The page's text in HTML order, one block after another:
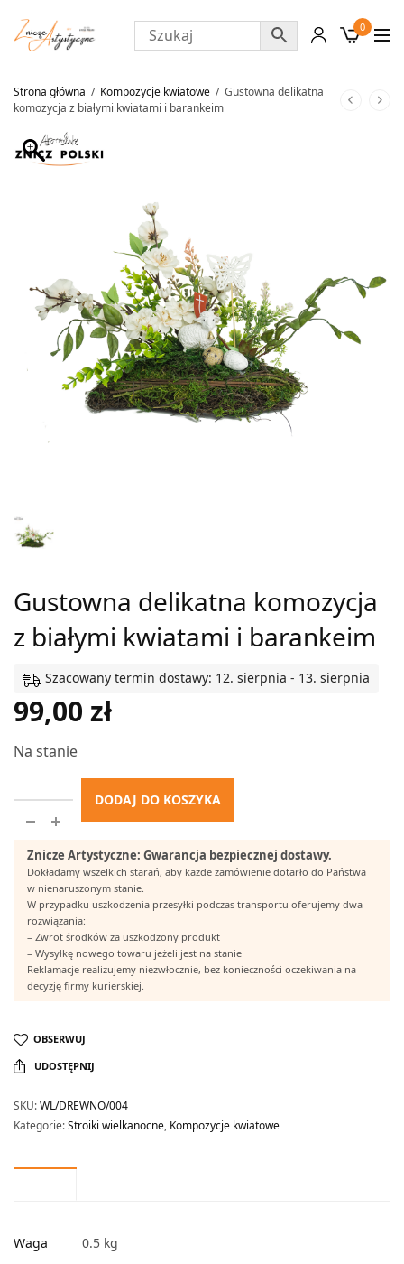
0
Strona główna / Kompozycje kwiatowe / Gustowna delikatna
komozycja z białymi kwiatami i barankeim
Gustowna delikatna komozycja
z białymi kwiatami i barankeim
Szacowany termin dostawy: 12. sierpnia - 13. sierpnia
99,00zł
Na stanie
DODAJ DO KOSZYKA
Znicze Artystyczne: Gwarancja bezpiecznej dostawy.
Dokładamy wszelkich starań, aby każde zamówienie dotarło do Państwa
w nienaruszonym stanie.
W przypadku uszkodzenia przesyłki podczas transportu oferujemy dwa
rozwiązania:
– Zwrot środków za uszkodzony produkt
– Wysyłkę nowego towaru jeżeli jest na stanie
Reklamacje realizujemy niezwłocznie, bez konieczności oczekiwania na
decyzję firmy kurierskiej.
OBSERWUJ
UDOSTĘPNIJ
SKU:WL/DREWNO/004
Kategorie:Stroiki wielkanocne, Kompozycje kwiatowe
Waga 0.5 kg